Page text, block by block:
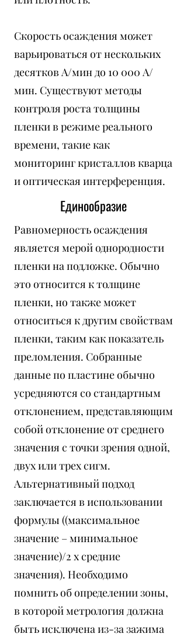
Скорость осаждения может
варьироваться от нескольких
десятков А/мин до 10 000 А/
мин. Существуют методы
контроля роста толщины
пленки в режиме реального
времени, такие как
мониторинг кристаллов кварца
и оптическая интерференция.
Единообразие
Равномерность осаждения
является мерой однородности
пленки на подложке. Обычно
это относится к толщине
пленки, но также может
относиться к другим свойствам
пленки, таким как показатель
преломления. Собранные
данные по пластине обычно
усредняются со стандартным
отклонением, представляющим
собой отклонение от среднего
значения с точки зрения одной,
двух или трех сигм.
Альтернативный подход
заключается в использовании
формулы ((максимальное
значение – минимальное
значение)/2 x средние
значения). Необходимо
помнить об определении зоны,
в которой метрология должна
быть исключена из-за зажима